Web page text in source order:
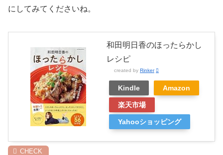
にしてみてくださいね。
和田明日香のほったらかし
レシピ
created by Rinker
Kindle Amazon
楽天市場
Yahooショッピング